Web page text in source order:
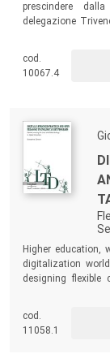
prescindere
delegazione
Covid-19,
comunicative si
stimolo per tutti
cod.
10067.4
Higher education,
digitalization
designing flexible
pandemic needs.
English-Taught
component of
cod.
11058.1